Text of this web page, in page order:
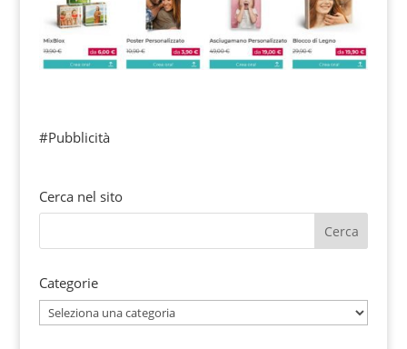
#Pubblicità
Cerca nel sito
Categorie
Categorie